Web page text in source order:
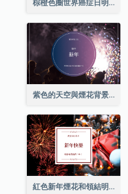
棕橙色圈世界癌症日明信片
紫色的天空與煙花背景新年明信片
紅色新年煙花和領結明信片